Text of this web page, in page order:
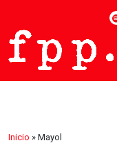
Inicio » Mayol